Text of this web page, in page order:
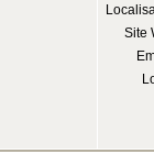
Site